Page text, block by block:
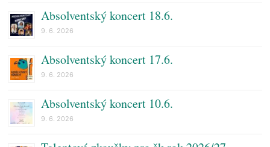
Absolventský koncert 18.6.
9. 6. 2026
Absolventský koncert 17.6.
9. 6. 2026
Absolventský koncert 10.6.
9. 6. 2026